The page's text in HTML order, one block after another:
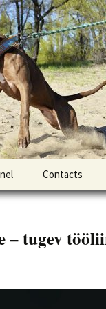
Contacts
tugev